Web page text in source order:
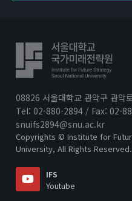
08826 서울대학교 관악구 관악
Tel: 02-880-2894 / Fax: 02-
snuifs2894@snu.ac.kr
Copyrights © Institute for
University, All Rights Reserved.
IFS
Youtube